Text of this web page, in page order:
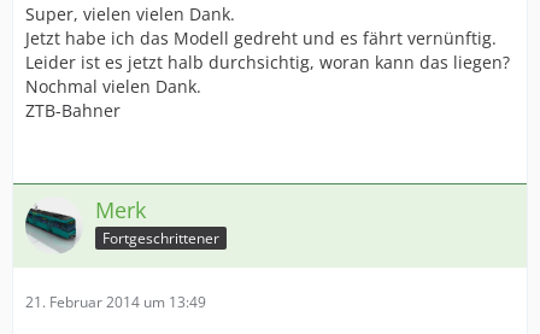
Super, vielen vielen Dank.
Jetzt habe ich das Modell gedreht und es fährt vernünftig.
Leider ist es jetzt halb durchsichtig, woran kann das liegen?
Nochmal vielen Dank.
ZTB-Bahner
Merk
Fortgeschrittener
21. Februar 2014 um 13:49